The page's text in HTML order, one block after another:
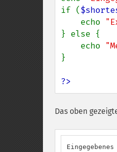
if (
    echo
} else {
    echo
}
?>
Das oben